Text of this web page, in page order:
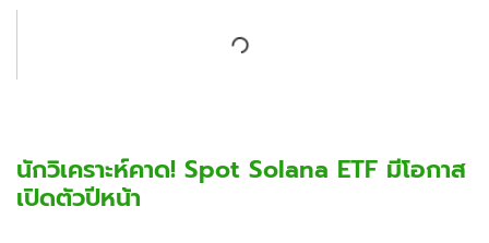
นักวิเคราะห์คาด! Spot Solana ETF มีโอกาส
เปิดตัวปีหน้า